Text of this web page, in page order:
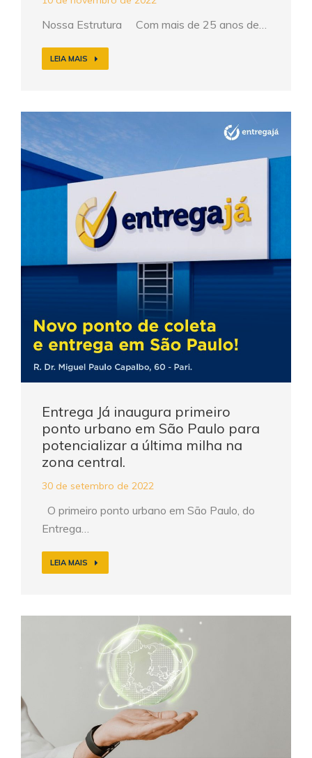
Nossa Estrutura Com mais de 25 anos de…
LEIA MAIS
Entrega Já inaugura primeiro
ponto urbano em São Paulo para
potencializar a última milha na
zona central.
30 de setembro de 2022
O primeiro ponto urbano em São Paulo, do
Entrega…
LEIA MAIS